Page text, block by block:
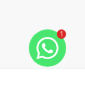
1